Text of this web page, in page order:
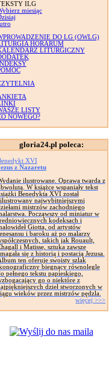
ILG
miesiąc
DO LG (OWLG)
HORARUM
LITURGICZNY
LISTY
NOWEGO?
gloria24.pl poleca:
XVI
z Nazaretu
ilustrowane. Oprawa twarda z
W książce wspaniały tekst
Benedykta XVI został
najwybitniejszymi
mistrzów zachodniego
Począwszy od miniatur w
kodeksach i
Giotta, od artystów
i baroku aż po malarzy
takich jak Rouault,
i Matisse, sztuka zawsze
się z historią i postacią Jezusa.
ten oferuje swoisty szlak
biegnący równolegle
pełnego tekstu papieskiego,
go o niektóre z
dzieł stworzonych w
wieków przez mistrzów pędzla.
więcej >>>